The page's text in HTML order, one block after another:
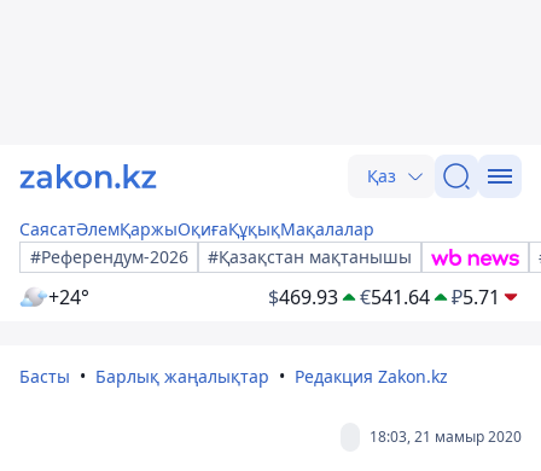
Қаз
СаясатӘлемҚаржыОқиғаҚұқықМақалалар
#Референдум-2026
#Қазақстан мақтанышы
+24° $469.93 €541.64 ₽5.71
Басты Барлық жаңалықтар Редакция Zakon.kz
18:03, 21 мамыр 2020